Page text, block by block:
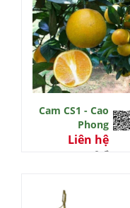
Cam CS1 - Cao
Phong
Liên hệ
0 đ